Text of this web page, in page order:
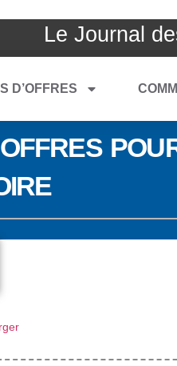
Le Journal
D’OFFRES